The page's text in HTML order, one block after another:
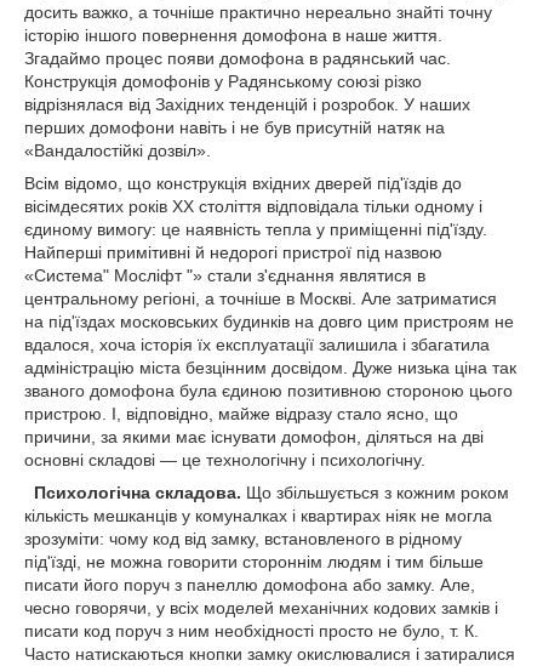
досить важко, а точніше практично нереально знайті точну
історію іншого повернення домофона в наше життя.
Згадаймо процес появи домофона в радянський час.
Конструкція домофонів у Радянському союзі різко
відрізнялася від Західних тенденцій і розробок. У наших
перших домофони навіть і не був присутній натяк на
«Вандалостійкі дозвіл».
Всім відомо, що конструкція вхідних дверей під'їздів до
вісімдесятих років ХХ століття відповідала тільки одному і
єдиному вимогу: це наявність тепла у приміщенні під'їзду.
Найперші примітивні й недорогі пристрої під назвою
«Система" Мосліфт "» стали з'єднання являтися в
центральному регіоні, а точніше в Москві. Але затриматися
на під'їздах московських будинків на довго цим пристроям не
вдалося, хоча історія їх експлуатації залишила і збагатила
адміністрацію міста безцінним досвідом. Дуже низька ціна так
званого домофона була єдиною позитивною стороною цього
пристрою. І, відповідно, майже відразу стало ясно, що
причини, за якими має існувати домофон, діляться на дві
основні складові ― це технологічну і психологічну.
Психологічна складова. Що збільшується з кожним роком
кількість мешканців у комуналках і квартирах ніяк не могла
зрозуміти: чому код від замку, встановленого в рідному
під'їзді, не можна говорити стороннім людям і тим більше
писати його поруч з панеллю домофона або замку. Але,
чесно говорячи, у всіх моделей механічних кодових замків і
писати код поруч з ним необхідності просто не було, т. К.
Часто натискаються кнопки замку окислювалися і затиралися